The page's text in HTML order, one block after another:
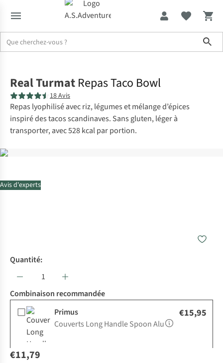
Avis d'experts
Real Turmat Repas Taco Bowl
18 Avis
Repas lyophilisé avec riz, légumes et mélange d’épices
inspiré des tacos scandinaves. Sans gluten, léger à
transporter, avec 528 kcal par portion.
Quantité:
Combinaison recommandée
Primus
Couverts Long Handle Spoon Alu
€15,95
€11,79